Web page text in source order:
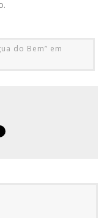
do Bem” em